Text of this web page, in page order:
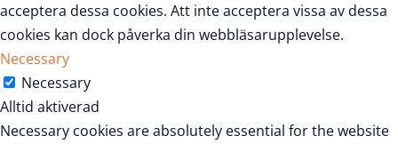
acceptera dessa cookies. Att inte acceptera vissa av dessa
cookies kan dock påverka din webbläsarupplevelse.
Necessary
Necessary
Alltid aktiverad
Necessary cookies are absolutely essential for the website